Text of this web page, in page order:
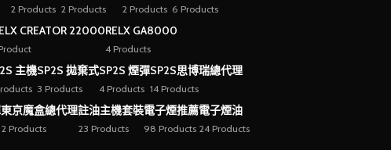
2 Products 2 Products 2 Products 6 Products
CREATOR 22000RELX GA8000
4 Products
主機SP2S 拋棄式
3 Products
SP2S 煙彈
4 Products
SP2S思博瑞總代理
14 Products
東京魔盒總代理
2 Products
註油主機套裝
23 Products
電子煙推薦
98 Products
電子煙油
24 Products